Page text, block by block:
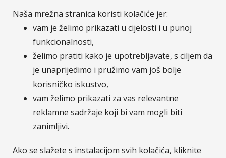
hrvatskom tržištu Zavarovalnica Sava, d.d. / Sava
osiguranje, d.d. posluje putem svoje podružnice
Sava osiguranje, d.d. - Podružnica Hrvatska.
Pripadnost Osigurateljnoj grupi Sava čini nas
dijelom jedne od najvećih financijskih grupacija u JI
Europi. Više o Savi Re.
© Sava osiguranje Pratite nas na :
Naša mrežna stranica koristi kolačiće jer:
vam je želimo prikazati u cijelosti i u punoj
funkcionalnosti,
želimo pratiti kako je upotrebljavate, s ciljem da
je unaprijedimo i pružimo vam još bolje
korisničko iskustvo,
vam želimo prikazati za vas relevantne
reklamne sadržaje koji bi vam mogli biti
zanimljivi.
Ako se slažete s instalacijom svih kolačića, kliknite